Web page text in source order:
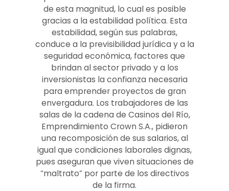
de esta magnitud, lo cual es posible
gracias a la estabilidad política. Esta
estabilidad, según sus palabras,
conduce a la previsibilidad jurídica y a la
seguridad económica, factores que
brindan al sector privado y a los
inversionistas la confianza necesaria
para emprender proyectos de gran
envergadura. Los trabajadores de las
salas de la cadena de Casinos del Río,
Emprendimiento Crown S.A., pidieron
una recomposición de sus salarios, al
igual que condiciones laborales dignas,
pues aseguran que viven situaciones de
“maltrato” por parte de los directivos
de la firma.